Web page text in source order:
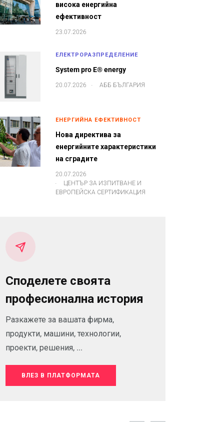
висока енергийна
ефективност
23.07.2026
ЕЛЕКТРОРАЗПРЕДЕЛЕНИЕ
System pro E® energy
20.07.2026 . АББ БЪЛГАРИЯ
ЕНЕРГИЙНА ЕФЕКТИВНОСТ
Нова директива за
енергийните характеристики
на сградите
20.07.2026
.
ЦЕНТЪР ЗА ИЗПИТВАНЕ И
ЕВРОПЕЙСКА СЕРТИФИКАЦИЯ
Споделете своята
професионална история
Разкажете за вашата фирма,
продукти, машини, технологии,
проекти, решения, ...
ВЛЕЗ В ПЛАТФОРМАТА